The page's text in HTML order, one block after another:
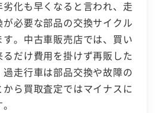
化も早くなると言われ、走
必要な部品の交換サイクル
。中古車販売店では、買い
だけ費用を掛けず再販した
走行車は部品交換や故障の
ら買取査定ではマイナスに